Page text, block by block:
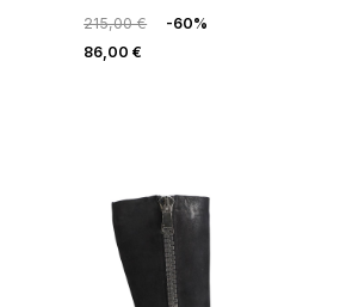
215,00 €
-60%
86,00 €